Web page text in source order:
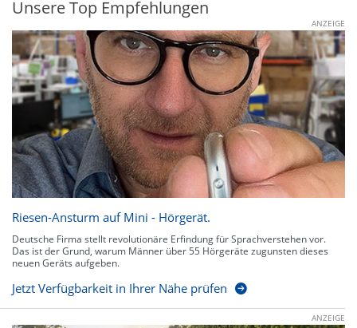
Unsere Top Empfehlungen
ANZEIGE
Riesen-Ansturm auf Mini - Hörgerät.
Deutsche Firma stellt revolutionäre Erfindung für Sprachverstehen vor.
Das ist der Grund, warum Männer über 55 Hörgeräte zugunsten dieses
neuen Geräts aufgeben.
Jetzt Verfügbarkeit in Ihrer Nähe prüfen
ANZEIGE